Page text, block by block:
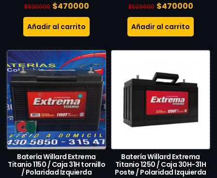
$530000 $470000
Añadir al carrito
$520000 $470000
Añadir al carrito
Batería Willard Extrema
Titanio 1150 / Caja 31H tornillo
/ Polaridad Izquierda
Batería Willard Extrema
Titanio 1250 / Caja 30H-31H
Poste / Polaridad Izquierda